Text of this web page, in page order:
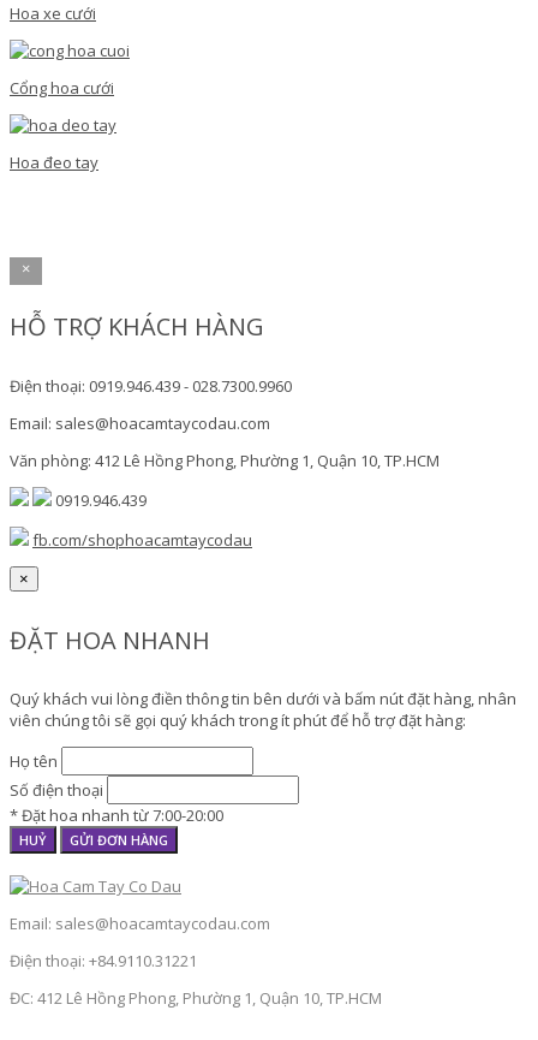
Hoa xe cưới
Cổng hoa cưới
Hoa đeo tay
×
HỖ TRỢ KHÁCH HÀNG
Điện thoại: 0919.946.439 - 028.7300.9960
Email: sales@hoacamtaycodau.com
Văn phòng: 412 Lê Hồng Phong, Phường 1, Quận 10, TP.HCM
0919.946.439
fb.com/shophoacamtaycodau
×
ĐẶT HOA NHANH
Quý khách vui lòng điền thông tin bên dưới và bấm nút đặt hàng, nhân
viên chúng tôi sẽ gọi quý khách trong ít phút để hỗ trợ đặt hàng:
Họ tên
Số điện thoại
* Đặt hoa nhanh từ 7:00-20:00
HUỶ GỬI ĐƠN HÀNG
Email: sales@hoacamtaycodau.com
Điện thoại: +84.9110.31221
ĐC: 412 Lê Hồng Phong, Phường 1, Quận 10, TP.HCM